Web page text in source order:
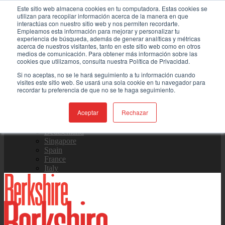
Este sitio web almacena cookies en tu computadora. Estas cookies se
utilizan para recopilar información acerca de la manera en que
interactúas con nuestro sitio web y nos permiten recordarte.
Empleamos esta información para mejorar y personalizar tu
experiencia de búsqueda, además de generar analíticas y métricas
acerca de nuestros visitantes, tanto en este sitio web como en otros
medios de comunicación. Para obtener más información sobre las
cookies que utilizamos, consulta nuestra Política de Privacidad.
Si no aceptas, no se le hará seguimiento a tu información cuando
visites este sitio web. Se usará una sola cookie en tu navegador para
recordar tu preferencia de que no se te haga seguimiento.
Aceptar Rechazar
Skip
content
Contáctenos
Equipo de Ventas
Global
US Site
Deutschland
Singapore
Spain
France
Italy